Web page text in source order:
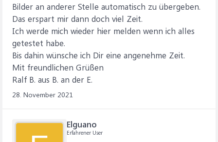
Bilder an anderer Stelle automatisch zu übergeben.
Das erspart mir dann doch viel Zeit.
Ich werde mich wieder hier melden wenn ich alles
getestet habe.
Bis dahin wünsche ich Dir eine angenehme Zeit.
Mit freundlichen Grüßen
Ralf B. aus B. an der E.
28. November 2021
Elguano
Erfahrener User